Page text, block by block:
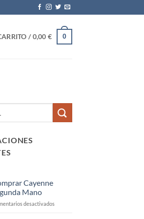
/0,00€ 0
Cayenne
Mano
desactivadosen